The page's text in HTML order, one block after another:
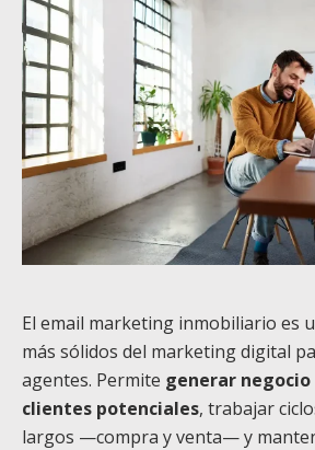
El email marketing inmobiliario es
más sólidos del marketing digital
agentes. Permite generar
clientes potenciales, trabajar
largos —compra y venta— y